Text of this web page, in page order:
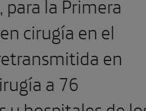
para la Primera
cirugía en el
en
a 76